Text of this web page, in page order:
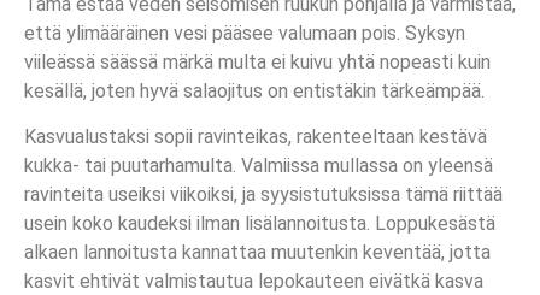
että ylimääräinen vesi pääsee valumaan pois. Syksyn
viileässä säässä märkä multa ei kuivu yhtä nopeasti kuin
kesällä, joten hyvä salaojitus on entistäkin tärkeämpää.
Kasvualustaksi sopii ravinteikas, rakenteeltaan kestävä
kukka- tai puutarhamulta. Valmiissa mullassa on yleensä
ravinteita useiksi viikoiksi, ja syysistutuksissa tämä riittää
usein koko kaudeksi ilman lisälannoitusta. Loppukesästä
alkaen lannoitusta kannattaa muutenkin keventää, jotta
kasvit ehtivät valmistautua lepokauteen eivätkä kasva